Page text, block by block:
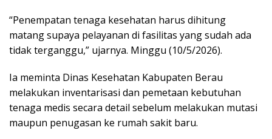
“Penempatan tenaga kesehatan harus dihitung
matang supaya pelayanan di fasilitas yang sudah ada
tidak terganggu,” ujarnya. Minggu (10/5/2026).
Ia meminta Dinas Kesehatan Kabupaten Berau
melakukan inventarisasi dan pemetaan kebutuhan
tenaga medis secara detail sebelum melakukan mutasi
maupun penugasan ke rumah sakit baru.